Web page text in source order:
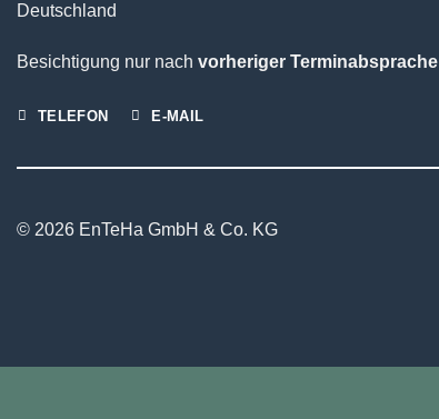
Deutschland
Besichtigung nur nach vorheriger Terminabsprache
TELEFON E-MAIL
© 2026 EnTeHa GmbH & Co. KG